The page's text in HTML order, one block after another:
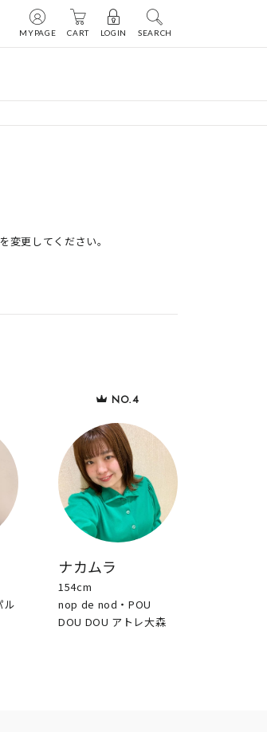
MYPAGE CART LOGIN SEARCH
更してください。
ル
ナカムラ
154cm
nop de nod・POU
DOU DOU アトレ大森